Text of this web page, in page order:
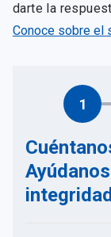
darte la
Conoce sobre el
1
integridad